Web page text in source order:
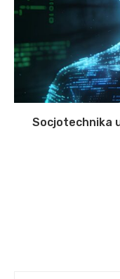
Socjotechnika